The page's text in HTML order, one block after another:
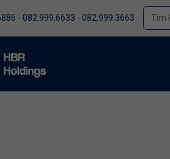
- 082.999.6633 - 082.999.3663